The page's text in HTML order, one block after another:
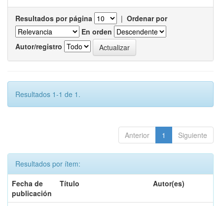
Resultados por página | Ordenar por
En orden
Autor/registro
Resultados 1-1 de 1.
Anterior 1 Siguiente
Resultados por ítem:
Fecha de
publicación
Título Autor(es)